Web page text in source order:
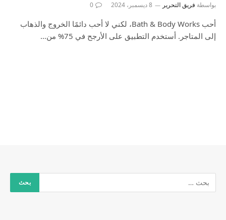
بواسطة فريق التحرير 8 ديسمبر، 2024 0
أحب Bath & Body Works، لكني لا أحب دائمًا الخروج والذهاب
إلى المتاجر. أستخدم التطبيق على الأرجح في 75% من…